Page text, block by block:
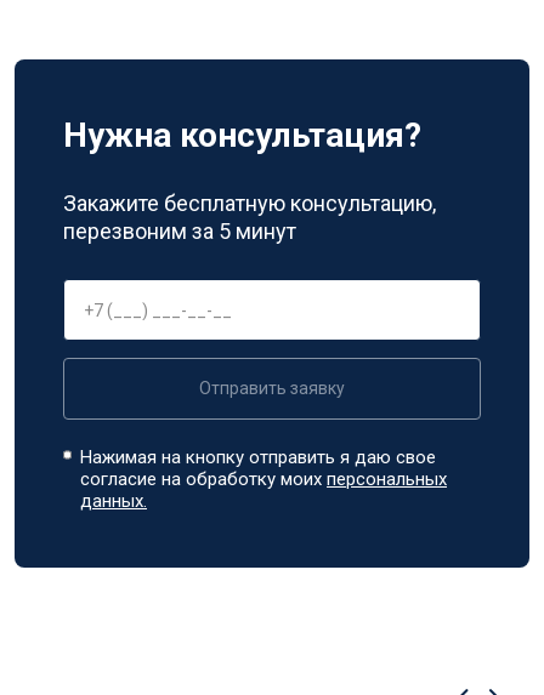
Нужна консультация?
Закажите бесплатную консультацию,
перезвоним за 5 минут
Отправить заявку
Нажимая на кнопку отправить я даю свое
согласие на обработку моихперсональных
данных.